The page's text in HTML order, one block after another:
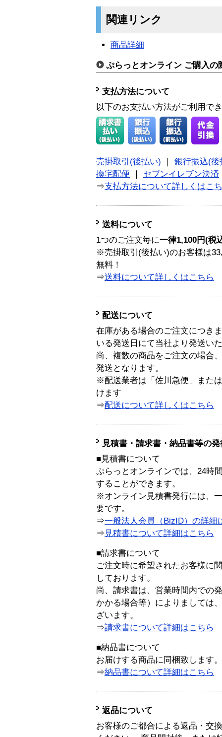
関連リンク
商品詳細
ぷらっとオンライン ご購入の
支払方法について
以下のお支払い方法がご利用で
売掛取引(後払い)
銀行振込(後
換宅配便
セブンイレブン決済
⇒支払方法について詳しくはこ
送料について
1つのご注文毎に一律1,100円(税
※売掛取引(後払い)のお客様は
無料！
⇒送料について詳しくはこちら
配送について
在庫がある場合のご注文につき
いる発送日にて当社より発送い
尚、複数の商品をご注文の場合
発送となります。
※配送業者は「佐川急便」また
けます
⇒配送について詳しくはこちら
見積書・請求書・納品書等の
■見積書について
ぷらっとオンラインでは、24時
することができます。
※オンライン見積書発行には、
要です。
⇒一般法人会員（BizID）の詳細
⇒ 見積書について詳細はこちら
■請求書について
ご注文時に希望されたお客様に
しております。
尚、請求書は、営業時間内での
かかる場合等）によりましては
ざいます。
⇒請求書について詳細はこちら
■納品書について
お届けする商品に同梱致します。
⇒納品書について詳細はこちら
返品について
お客様のご都合による返品・交